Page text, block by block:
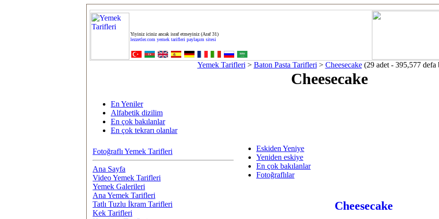
Yiyiniz iciniz ancak israf etmeyiniz (Araf 31)
lezzetler.com yemek tarifleri paylaşım sitesi
Yemek Tarifleri > Baton Pasta Tarifleri > Cheesecake(29 adet - 395,577 defa
Cheesecake
En Yeniler
Alfabetik dizilim
En çok bakılanlar
En çok tekrarı olanlar
Fotoğraflı Yemek Tarifleri
Ana Sayfa
Video Yemek Tarifleri
Yemek Galerileri
Ana Yemek Tarifleri
Tatlı Tuzlu İkram Tarifleri
Kek Tarifleri
Eskiden Yeniye
Yeniden eskiye
En çok bakılanlar
Fotoğraflılar
Cheesecake